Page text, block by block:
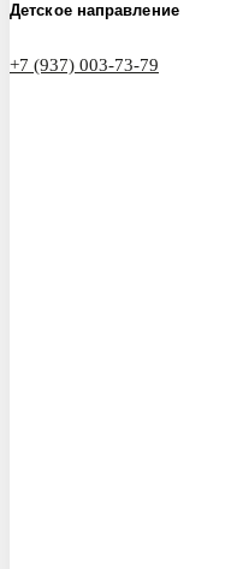
Детское направление
+7 (937) 003-73-79